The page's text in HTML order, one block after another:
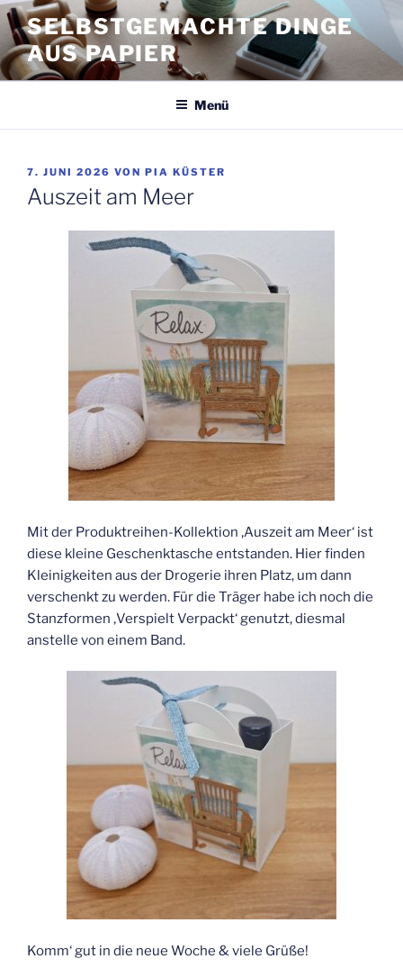
Zum
Inhalt
springen
SELBSTGEMACHTE DINGE
AUS PAPIER
Menü
VERÖFFENTLICHT
AM
7. JUNI 2026 VON PIA KÜSTER
Auszeit am Meer
Mit der Produktreihen-Kollektion ‚Auszeit am Meer‘ ist
diese kleine Geschenktasche entstanden. Hier finden
Kleinigkeiten aus der Drogerie ihren Platz, um dann
verschenkt zu werden. Für die Träger habe ich noch die
Stanzformen ‚Verspielt Verpackt‘ genutzt, diesmal
anstelle von einem Band.
Komm‘ gut in die neue Woche & viele Grüße!